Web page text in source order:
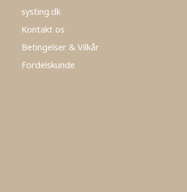
systing.dk
Kontakt os
Betingelser & Vilkår
Fordelskunde